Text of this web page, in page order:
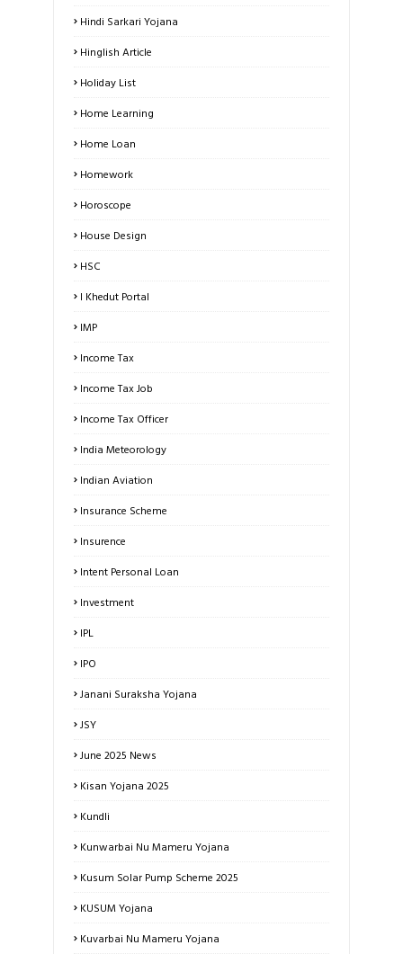
Hindi Sarkari Yojana
Hinglish Article
Holiday List
Home Learning
Home Loan
Homework
Horoscope
House Design
HSC
I Khedut Portal
IMP
Income Tax
Income Tax Job
Income Tax Officer
India Meteorology
Indian Aviation
Insurance Scheme
Insurence
Intent Personal Loan
Investment
IPL
IPO
Janani Suraksha Yojana
JSY
June 2025 News
Kisan Yojana 2025
Kundli
Kunwarbai Nu Mameru Yojana
Kusum Solar Pump Scheme 2025
KUSUM Yojana
Kuvarbai Nu Mameru Yojana